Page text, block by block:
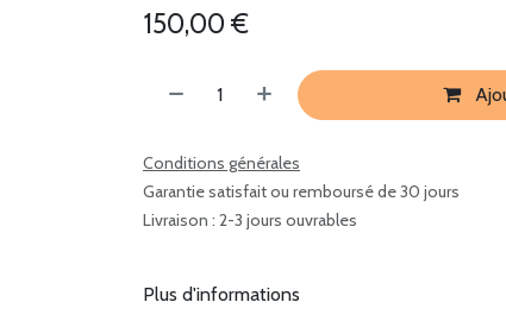
150,00 €
Conditions générales
Garantie satisfait ou remboursé de 30 jours
Livraison : 2-3 jours ouvrables
Plus d'informations